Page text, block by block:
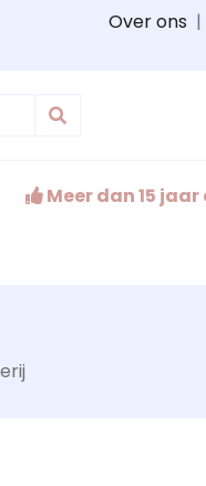
Over ons |
Meer dan 15